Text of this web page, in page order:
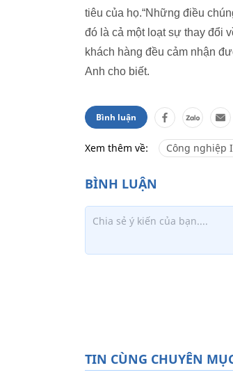
tiêu của họ.“Những điều
đó là cả một loạt sự thay đổi
khách hàng đều cảm nhận
Anh cho biết.
Bình luận
Xem thêm về: Công nghiệp
TIN CÙNG CHUYÊN